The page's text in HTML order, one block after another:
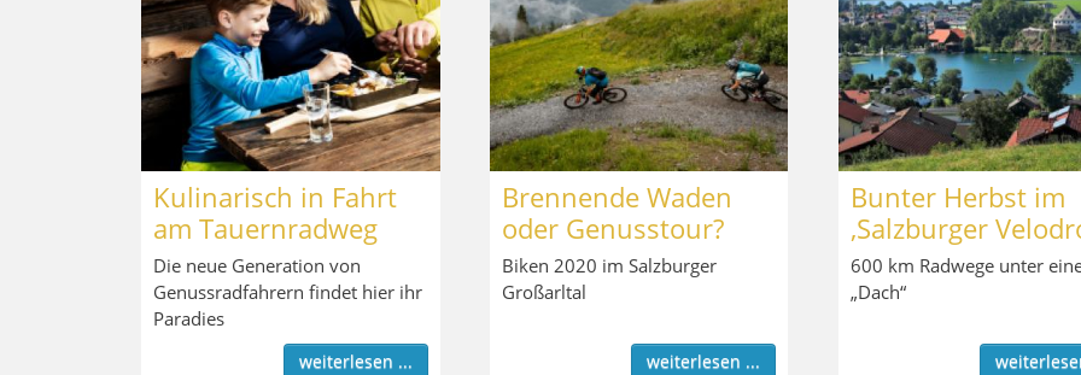
Kulinarisch in Fahrt
am Tauernradweg
Die neue Generation von
Genussradfahrern findet hier ihr
Paradies
weiterlesen ...
Brennende Waden
oder Genusstour?
Biken 2020 im Salzburger
Großarltal
weiterlesen ...
Bunter Herbst im
‚Salzburger
600 km Radwege unter
„Dach“